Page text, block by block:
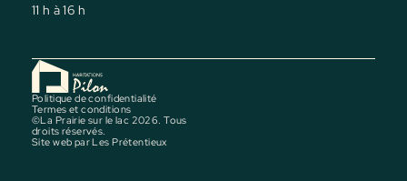
11 h à 16 h
Politique de confidentialité
Termes et conditions
©La Prairie sur le lac 2026. Tous
droits réservés.
Site web parLes Prétentieux